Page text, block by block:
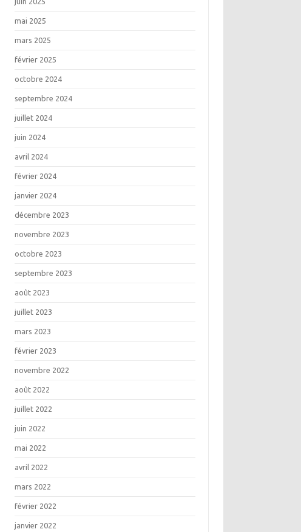
mai 2025
mars 2025
février 2025
octobre 2024
septembre 2024
juillet 2024
juin 2024
avril 2024
février 2024
janvier 2024
décembre 2023
novembre 2023
octobre 2023
septembre 2023
août 2023
juillet 2023
mars 2023
février 2023
novembre 2022
août 2022
juillet 2022
juin 2022
mai 2022
avril 2022
mars 2022
février 2022
janvier 2022